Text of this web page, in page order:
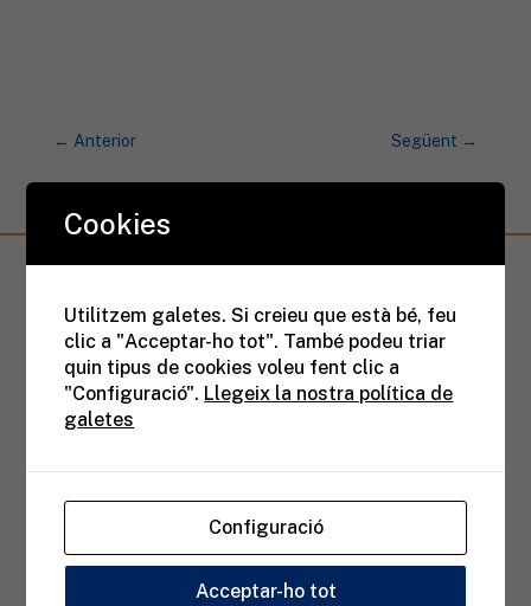
← Anterior Següent →
Registra’t
Connecta’t amb l’EDE: compartim
experiències, multipliquem
Uneix-te a l’EDE – Espai Dona Empresa,
Cookies
Utilitzem galetes. Si creieu que està bé, feu
clic a "Acceptar-ho tot". També podeu triar
quin tipus de cookies voleu fent clic a
"Configuració". Llegeix la nostra política de
galetes
Configuració
Acceptar-ho tot